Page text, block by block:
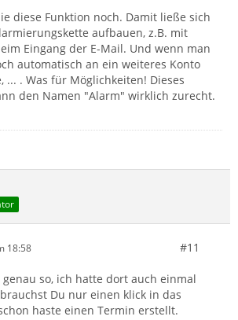
diese Funktion noch. Damit ließe sich
aufbauen, z.B. mit
Eingang der E-Mail. Und wenn man
automatisch an ein weiteres Konto
. Was für Möglichkeiten! Dieses
den Namen "Alarm" wirklich zurecht.
18:58 #11
genau so, ich hatte dort auch einmal
Du nur einen klick in das
haste einen Termin erstellt.